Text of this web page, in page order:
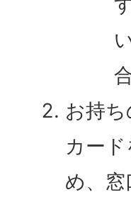
お持
カー
め、